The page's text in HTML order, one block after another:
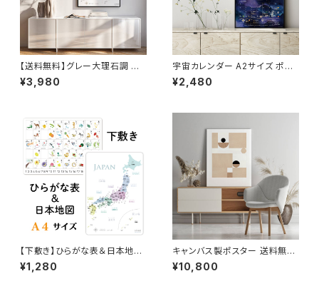
【送料無料】グレー大理石調 日
本地図 【受注生産】インテリアに
おしゃれな ポスターA2/A1サイ
¥3,980
宇宙カレンダー A2サイズ ポス
ター カール セーガン The C
osmic Calender 地球 お
¥2,480
【下敷き】ひらがな表＆日本地
図 完全防水 A４サイズ 入
園祝い 入学祝い 小学生
¥1,280
キャンバス製ポスター 送料無料
当店お取り扱いの中からお好き
なデザインから選べます A4~
¥10,800